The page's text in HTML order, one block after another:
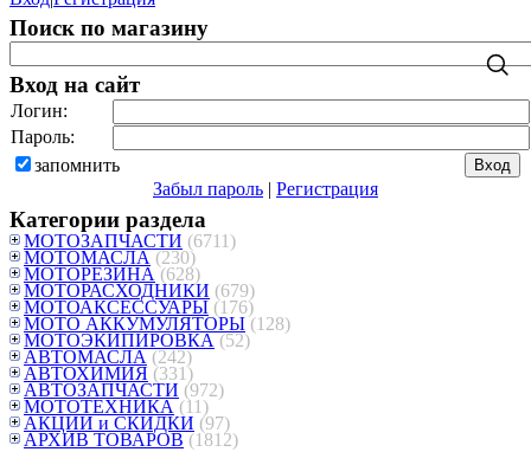
Поиск по магазину
Вход на сайт
Логин:
Пароль:
запомнить
Забыл пароль | Регистрация
Категории раздела
МОТОЗАПЧАСТИ (6711)
МОТОМАСЛА (230)
МОТОРЕЗИНА (628)
МОТОРАСХОДНИКИ (679)
МОТОАКСЕССУАРЫ (176)
МОТО АККУМУЛЯТОРЫ (128)
МОТОЭКИПИРОВКА (52)
АВТОМАСЛА (242)
АВТОХИМИЯ (331)
АВТОЗАПЧАСТИ (972)
МОТОТЕХНИКА (11)
АКЦИИ и СКИДКИ (97)
АРХИВ ТОВАРОВ (1812)